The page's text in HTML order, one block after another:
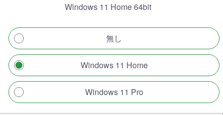
Windows 11 Home 64bit
無し
Windows 11 Home
Windows 11 Pro